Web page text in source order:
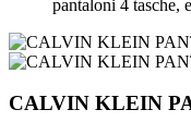
pantaloni 4 tasche,
CALVIN KLEIN